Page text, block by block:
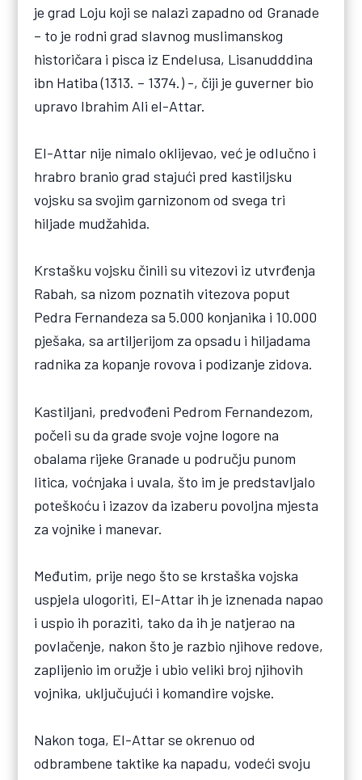
je grad Loju koji se nalazi zapadno od Granade
– to je rodni grad slavnog muslimanskog
historičara i pisca iz Endelusa, Lisanudddina
ibn Hatiba (1313. – 1374.) -, čiji je guverner bio
upravo Ibrahim Ali el-Attar.
El-Attar nije nimalo oklijevao, već je odlučno i
hrabro branio grad stajući pred kastiljsku
vojsku sa svojim garnizonom od svega tri
hiljade mudžahida.
Krstašku vojsku činili su vitezovi iz utvrđenja
Rabah, sa nizom poznatih vitezova poput
Pedra Fernandeza sa 5.000 konjanika i 10.000
pješaka, sa artiljerijom za opsadu i hiljadama
radnika za kopanje rovova i podizanje zidova.
Kastiljani, predvođeni Pedrom Fernandezom,
počeli su da grade svoje vojne logore na
obalama rijeke Granade u području punom
litica, voćnjaka i uvala, što im je predstavljalo
poteškoću i izazov da izaberu povoljna mjesta
za vojnike i manevar.
Međutim, prije nego što se krstaška vojska
uspjela ulogoriti, El-Attar ih je iznenada napao
i uspio ih poraziti, tako da ih je natjerao na
povlačenje, nakon što je razbio njihove redove,
zaplijenio im oružje i ubio veliki broj njihovih
vojnika, uključujući i komandire vojske.
Nakon toga, El-Attar se okrenuo od
odbrambene taktike ka napadu, vodeći svoju